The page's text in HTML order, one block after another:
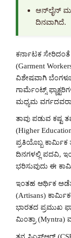
ಆನ್‌ಲೈನ್
ದಿನವಾಗಿದೆ.
ಕರ್ನಾಟಕ ಸೇರಿದಂತೆ
(Garment
ವಿಶೇಷವಾಗಿ
ಗಾರ್ಮೆಂಟ್ಸ್
ಮಧ್ಯಮ
ತಾವು ಪಡುವ ಕಷ್ಟ
(Higher
ಪ್ರತಿಯೊಬ್ಬ
ದಿನಗಳಲ್ಲಿ ಪದವಿ,
ಭರಿಸುವುದು ಈ
ಇಂತಹ ಆರ್ಥಿಕ
(Artisans)
ಭಾರತದ ಪ್ರಮುಖ
ಮಿಂತ್ರಾ (Myntra)